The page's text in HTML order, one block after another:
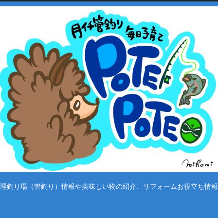
釣り場（管釣り）情報や美味しい物の紹介、リフォームお役立ち情